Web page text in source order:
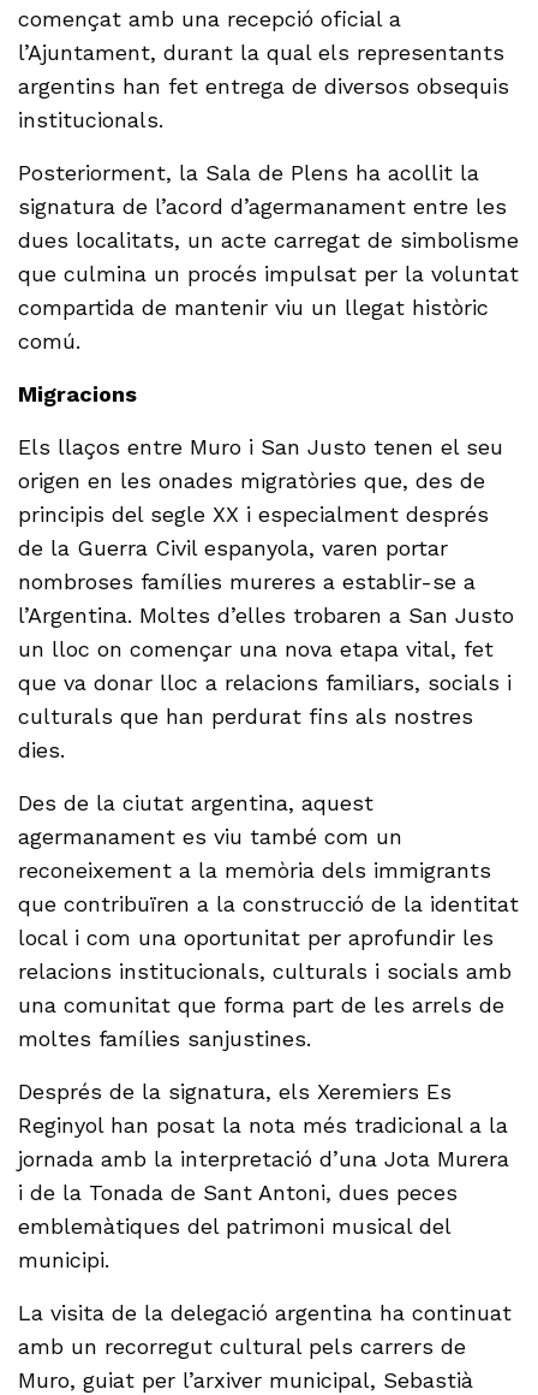
començat amb una recepció oficial a
l’Ajuntament, durant la qual els representants
argentins han fet entrega de diversos obsequis
institucionals.
Posteriorment, la Sala de Plens ha acollit la
signatura de l’acord d’agermanament entre les
dues localitats, un acte carregat de simbolisme
que culmina un procés impulsat per la voluntat
compartida de mantenir viu un llegat històric
comú.
Migracions
Els llaços entre Muro i San Justo tenen el seu
origen en les onades migratòries que, des de
principis del segle XX i especialment després
de la Guerra Civil espanyola, varen portar
nombroses famílies mureres a establir-se a
l’Argentina. Moltes d’elles trobaren a San Justo
un lloc on començar una nova etapa vital, fet
que va donar lloc a relacions familiars, socials i
culturals que han perdurat fins als nostres
dies.
Des de la ciutat argentina, aquest
agermanament es viu també com un
reconeixement a la memòria dels immigrants
que contribuïren a la construcció de la identitat
local i com una oportunitat per aprofundir les
relacions institucionals, culturals i socials amb
una comunitat que forma part de les arrels de
moltes famílies sanjustines.
Després de la signatura, els Xeremiers Es
Reginyol han posat la nota més tradicional a la
jornada amb la interpretació d’una Jota Murera
i de la Tonada de Sant Antoni, dues peces
emblemàtiques del patrimoni musical del
municipi.
La visita de la delegació argentina ha continuat
amb un recorregut cultural pels carrers de
Muro, guiat per l’arxiver municipal, Sebastià